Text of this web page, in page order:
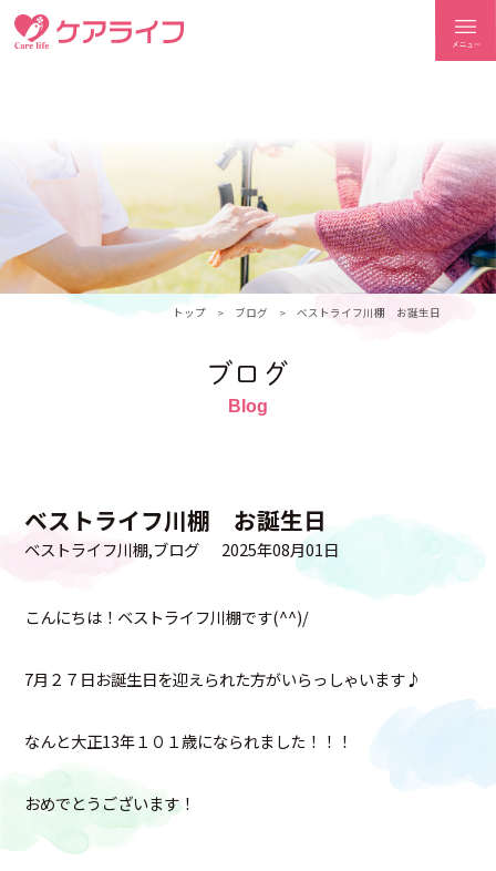
トップ ブログ ベストライフ川棚 お誕生日
ブログ
ベストライフ川棚 お誕生日
ベストライフ川棚 ブログ 2025年08月01日
こんにちは！ベストライフ川棚です(^^)/
7月２７日お誕生日を迎えられた方がいらっしゃいます♪
なんと大正13年１０１歳になられました！！！
おめでとうございます！